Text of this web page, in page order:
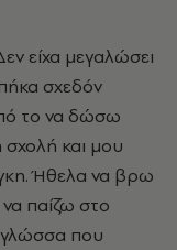
είχα μεγαλώσει
σχεδόν
το να δώσω
και μου
Ήθελα να βρω
παίζω στο
γλώσσα που